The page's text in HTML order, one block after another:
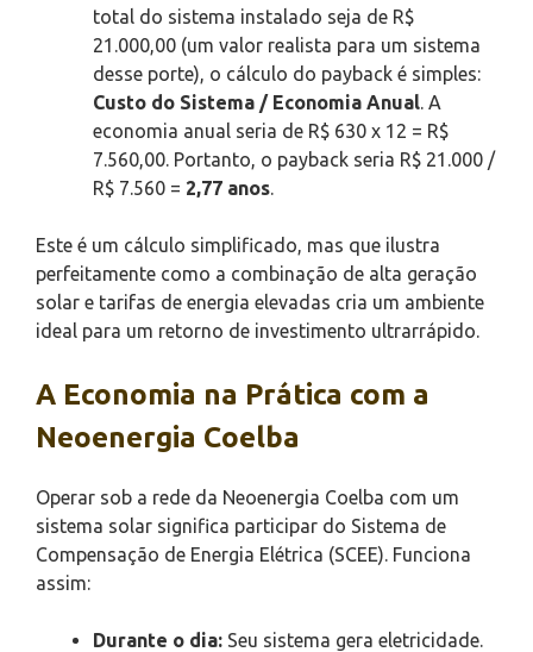
total do sistema instalado seja de R$
21.000,00 (um valor realista para um sistema
desse porte), o cálculo do payback é simples:
Custo do Sistema / Economia Anual . A
economia anual seria de R$ 630 x 12 = R$
7.560,00. Portanto, o payback seria R$ 21.000 /
R$ 7.560 = 2,77 anos
Este é um cálculo simplificado, mas que ilustra
perfeitamente como a combinação de alta geração
solar e tarifas de energia elevadas cria um ambiente
ideal para um retorno de investimento ultrarrápido.
A Economia na Prática com a
Neoenergia Coelba
Operar sob a rede da Neoenergia Coelba com um
sistema solar significa participar do Sistema de
Compensação de Energia Elétrica (SCEE). Funciona
assim:
Durante o dia: Seu sistema gera eletricidade.